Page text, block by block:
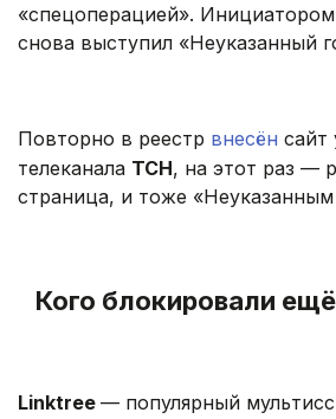
«спецоперацией».
снова выступил «Неуказанный
Повторно в реестр внесён сайт
телеканала ТСН, на этот раз —
страница, и тоже «Неуказанным
Кого блокировали ещё
Linktree — популярный